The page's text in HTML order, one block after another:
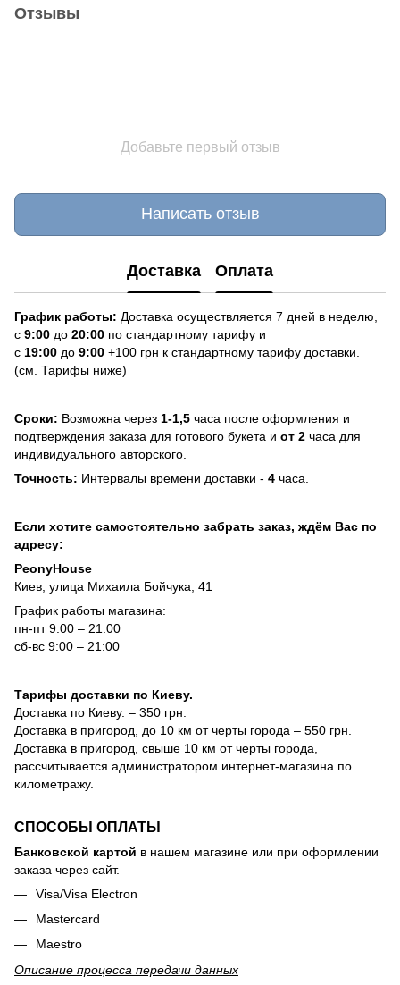
Отзывы
Добавьте первый отзыв
Написать отзыв
Доставка Оплата
График работы: Доставка осуществляется 7 дней в неделю,
с 9:00 до 20:00 по стандартному тарифу и
с 19:00 до 9:00 +100 грн к стандартному тарифу доставки.
(см. Тарифы ниже)
Сроки: Возможна через 1-1,5 часа после оформления и
подтверждения заказа для готового букета и от 2 часа для
индивидуального авторского.
Точность: Интервалы времени доставки - 4 часа.
Если хотите самостоятельно забрать заказ, ждём Вас по
адресу:
PeonyHouse
Киев, улица Михаила Бойчука, 41
График работы магазина:
пн-пт 9:00 – 21:00
сб-вс 9:00 – 21:00
Тарифы доставки по Киеву.
Доставка по Киеву. – 350 грн.
Доставка в пригород, до 10 км от черты города – 550 грн.
Доставка в пригород, свыше 10 км от черты города,
рассчитывается администратором интернет-магазина по
километражу.
СПОСОБЫ ОПЛАТЫ
Банковской картой в нашем магазине или при оформлении
заказа через сайт.
Visa/Visa Electron
Mastercard
Maestro
Описание процесса передачи данных